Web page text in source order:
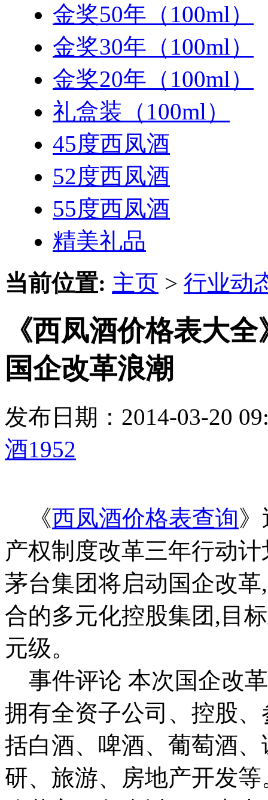
金奖50年（100ml）
金奖30年（100ml）
金奖20年（100ml）
礼盒装（100ml）
45度西凤酒
52度西凤酒
55度西凤酒
精美礼品
当前位置: 主页 > 行业动
《西凤酒价格表大
国企改革浪潮
发布日期：2014-03-20
酒1952
《西凤酒价格表查询
产权制度改革三年行动
茅台集团将启动国企改
合的多元化控股集团,目
元级。
事件评论 本次国企改
拥有全资子公司、控股
括白酒、啤酒、葡萄酒
研、旅游、房地产开发